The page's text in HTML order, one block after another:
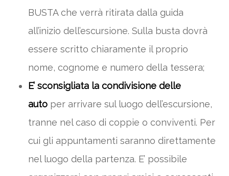
BUSTA che verrà ritirata dalla guida
all’inizio dell’escursione. Sulla busta dovrà
essere scritto chiaramente il proprio
nome, cognome e numero della tessera;
E’ sconsigliata la condivisione delle
auto per arrivare sul luogo dell’escursione,
tranne nel caso di coppie o conviventi. Per
cui gli appuntamenti saranno direttamente
nel luogo della partenza. E’ possibile